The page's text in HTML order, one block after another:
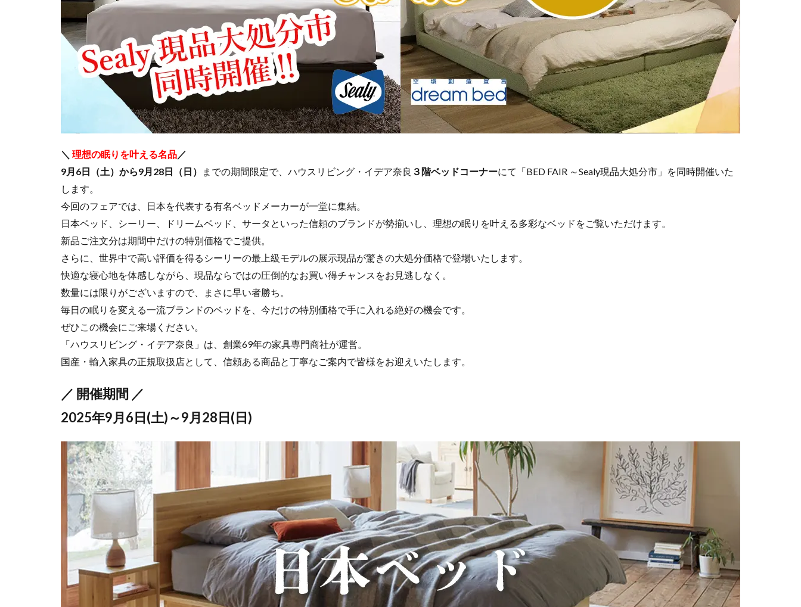
＼ 理想の眠りを叶える名品／
9月6日（土）から9月28日（日）
までの期間限定で、ハウスリビング・イデア奈良 ３階ベッドコーナーにて「BED FAIR ～Sealy現品大処分市」を同時開催いた
します。
今回のフェアでは、日本を代表する有名ベッドメーカーが一堂に集結。
日本ベッド、シーリー、ドリームベッド、サータといった信頼のブランドが勢揃いし、理想の眠りを叶える多彩なベッドをご覧いただけます。
新品ご注文分は期間中だけの特別価格でご提供。
さらに、世界中で高い評価を得るシーリーの最上級モデルの展示現品が驚きの大処分価格で登場いたします。
快適な寝心地を体感しながら、現品ならではの圧倒的なお買い得チャンスをお見逃しなく。
数量には限りがございますので、まさに早い者勝ち。
毎日の眠りを変える一流ブランドのベッドを、今だけの特別価格で手に入れる絶好の機会です。
ぜひこの機会にご来場ください。
「ハウスリビング・イデア奈良」は、創業69年の家具専門商社が運営。
国産・輸入家具の正規取扱店として、信頼ある商品と丁寧なご案内で皆様をお迎えいたします。
／ 開催期間 ／
2025年9月6日(土)～9月28日(日)